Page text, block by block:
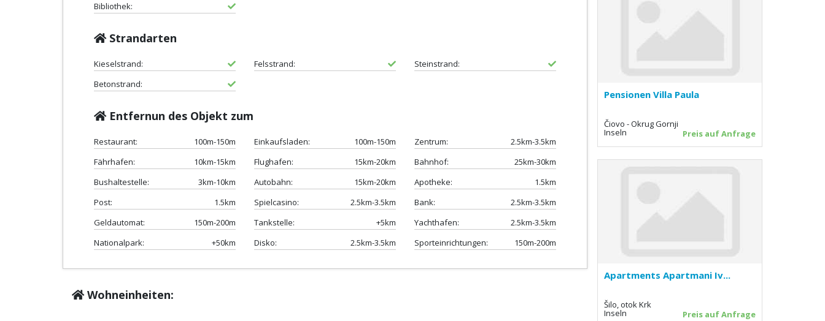
Bibliothek:
Strandarten
Kieselstrand: Felsstrand:
Steinstrand:
Betonstrand:
Entfernun des Objekt zum
Restaurant: 100m-150m Einkaufsladen: 100m-150m Zentrum:
2.5km-3.5km
Fährhafen:
10km-15km Flughafen: 15km-20km Bahnhof:
25km-30km
Bushaltestelle:
3km-10km Autobahn: 15km-20km Apotheke:
1.5km
Post:
1.5km Spielcasino: 2.5km-3.5km Bank:
2.5km-3.5km
Geldautomat:
150m-200m Tankstelle: +5km Yachthafen:
2.5km-3.5km
Nationalpark:
+50km Disko: 2.5km-3.5km Sporteinrichtungen: 150m-200m
Wohneinheiten:
Pensionen Villa Paula
Čiovo - Okrug Gornji
Inseln Preis auf Anfrage
Apartments Apartmani Iv...
Šilo, otok Krk
Inseln Preis auf Anfrage